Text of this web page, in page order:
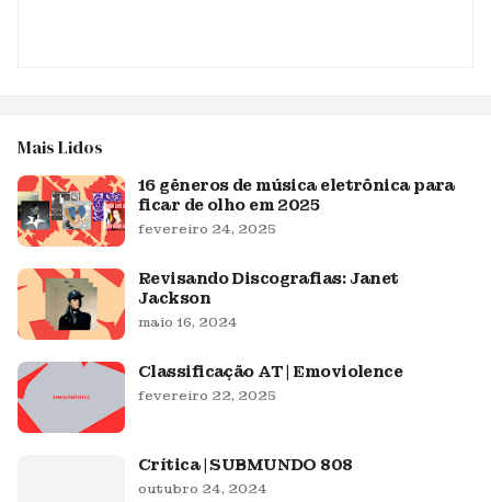
Mais Lidos
16 gêneros de música eletrônica para
ficar de olho em 2025
fevereiro 24, 2025
Revisando Discografias: Janet
Jackson
maio 16, 2024
Classificação AT | Emoviolence
fevereiro 22, 2025
Crítica | SUBMUNDO 808
outubro 24, 2024